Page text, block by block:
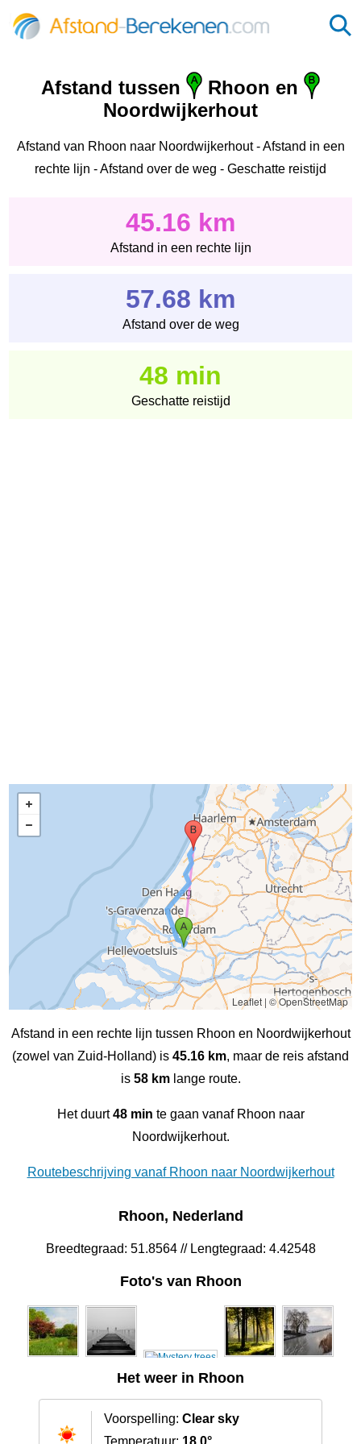
Afstand tussen
Rhoon en
Noordwijkerhout
Afstand van Rhoon naar Noordwijkerhout - Afstand in een
rechte lijn - Afstand over de weg - Geschatte reistijd
45.16 km
Afstand in een rechte lijn
57.68 km
Afstand over de weg
48 min
Geschatte reistijd
Leaflet| © OpenStreetMap
Afstand in een rechte lijn tussen Rhoon en Noordwijkerhout
(zowel van Zuid-Holland) is 45.16 km, maar de reis afstand
is 58 kmlange route.
Het duurt48 min te gaan vanaf Rhoon naar
Noordwijkerhout.
Routebeschrijving vanaf Rhoon naar Noordwijkerhout
Rhoon, Nederland
Breedtegraad: 51.8564 // Lengtegraad: 4.42548
Foto's van Rhoon
Het weer in Rhoon
Voorspelling: Clear sky